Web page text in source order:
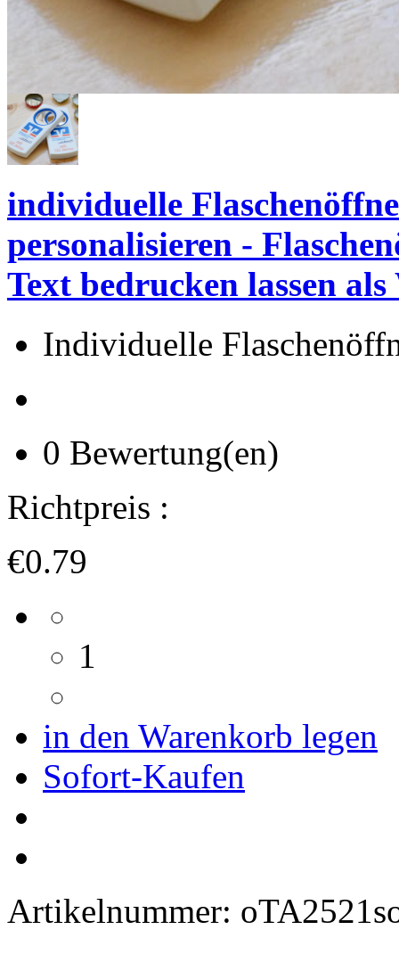
individuelle
personalisieren -
Text bedrucken lassen
Individuelle
0 Bewertung(en)
Richtpreis :
€0.79
1
in den Warenkorb legen
Sofort-Kaufen
Artikelnummer: